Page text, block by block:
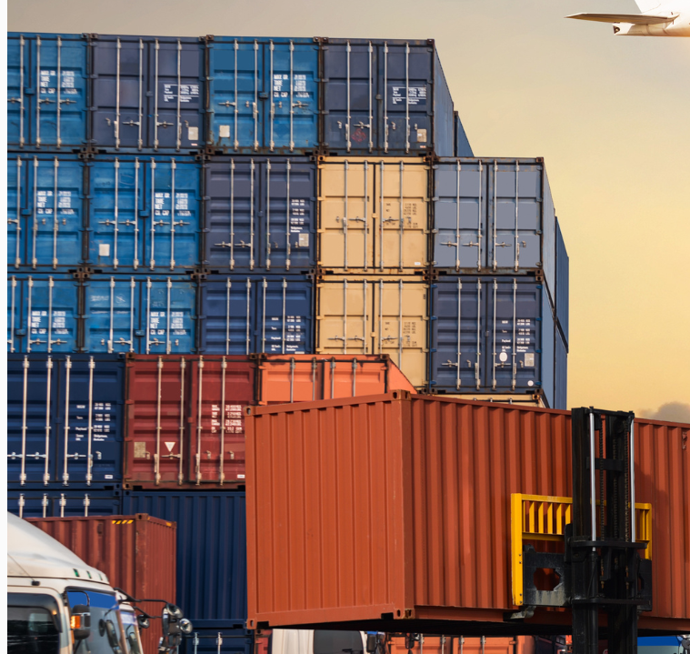
Jakarta – Tarakan
Jakarta – Gorontalo
Jakarta – Samarinda
Makassar
Makassar – Balikpapan
Makassar – Samarinda
Makassar – Ambon
Makassar – Halmahera Tengah
Makassar – Manado
Makassar – Ternate
Makassar – Biak
Makassar – Timika
Makassar – Fakfak
Makassar – Tual
Makassar – Jayapura
Makassar – Kaimana
Makassar – Sorong
Makassar – Manokwari
Makassar – Merauke
Makassar – Nabire
Makassar – Papua
Makassar – Serui
Balikpapan
Balikpapan – Makassar
Balikpapan – Papua
Balikpapan – Ternate
Balikpapan – Kendari
Balikpapan – Surabaya
Balikpapan – Semarang
Balikpapan – Manado
Balikpapan – Jakarta
Balikpapan – Bali
Samarinda
Samarinda – Kendari
Samarinda – Makassar
Surabaya